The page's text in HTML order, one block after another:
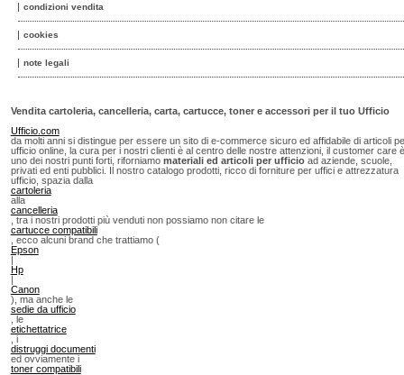
condizioni vendita
cookies
note legali
Vendita cartoleria, cancelleria, carta, cartucce, toner e accessori per il tuo Ufficio
Ufficio.com
da molti anni si distingue per essere un sito di e-commerce sicuro ed affidabile di articoli
ufficio online, la cura per i nostri clienti è al centro delle nostre attenzioni, il customer care è
uno dei nostri punti forti, riforniamo materiali ed articoli per ufficioad aziende, scuole,
privati ed enti pubblici. Il nostro catalogo prodotti, ricco di forniture per uffici e attrezzatura
ufficio, spazia dalla
cartoleria
alla
cancelleria
, tra i nostri prodotti più venduti non possiamo non citare le
cartucce compatibili
, ecco alcuni brand che trattiamo (
Epson
|
Hp
|
Canon
), ma anche le
sedie da ufficio
, le
etichettatrice
, i
distruggi documenti
ed ovviamente i
toner compatibili